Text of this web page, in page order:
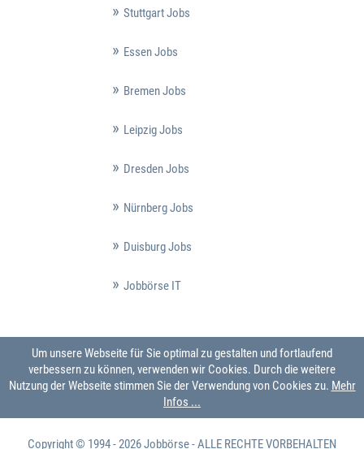
Stuttgart Jobs
Essen Jobs
Bremen Jobs
Leipzig Jobs
Dresden Jobs
Nürnberg Jobs
Duisburg Jobs
Jobbörse IT
Um unsere Webseite für Sie optimal zu gestalten und fortlaufend
verbessern zu können, verwenden wir Cookies. Durch die weitere
Nutzung der Webseite stimmen Sie der Verwendung von Cookies zu. Mehr
Infos ...
Copyright © 1994 - 2026Jobbörse- ALLE RECHTE VORBEHALTEN